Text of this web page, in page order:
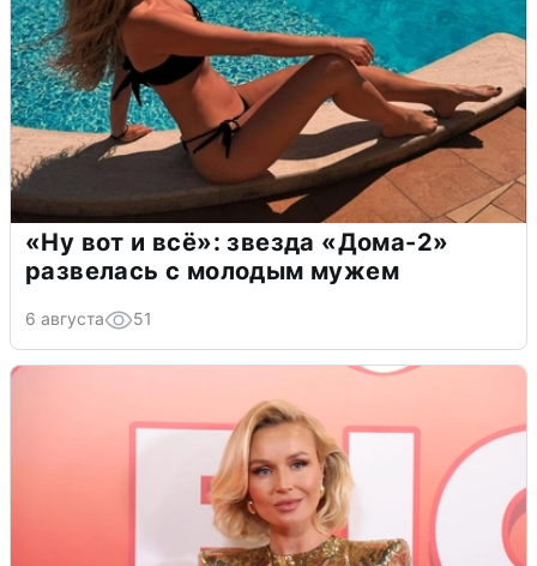
«Ну вот и всё»: звезда «Дома-2»
развелась с молодым мужем
6 августа 51